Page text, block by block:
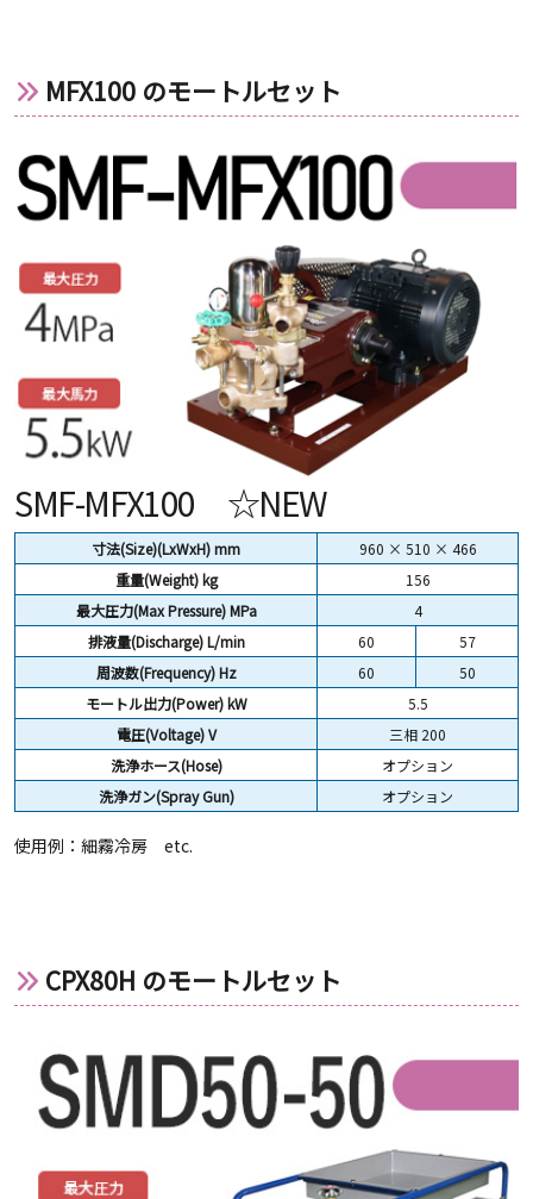
MFX100 のモートルセット
SMF-MFX100 ☆NEW
寸法(Size)(LxWxH) mm
960 × 510 × 466
重量(Weight)kg
156
最大圧力(Max Pressure) MPa
4
排液量(Discharge) L/min
60
57
周波数(Frequency) Hz
60
50
モートル出力(Power) kW
5.5
電圧(Voltage) V
三相 200
洗浄ホース(Hose)
オプション
洗浄ガン(Spray Gun)
オプション
使用例：細霧冷房 etc.
CPX80H のモートルセット